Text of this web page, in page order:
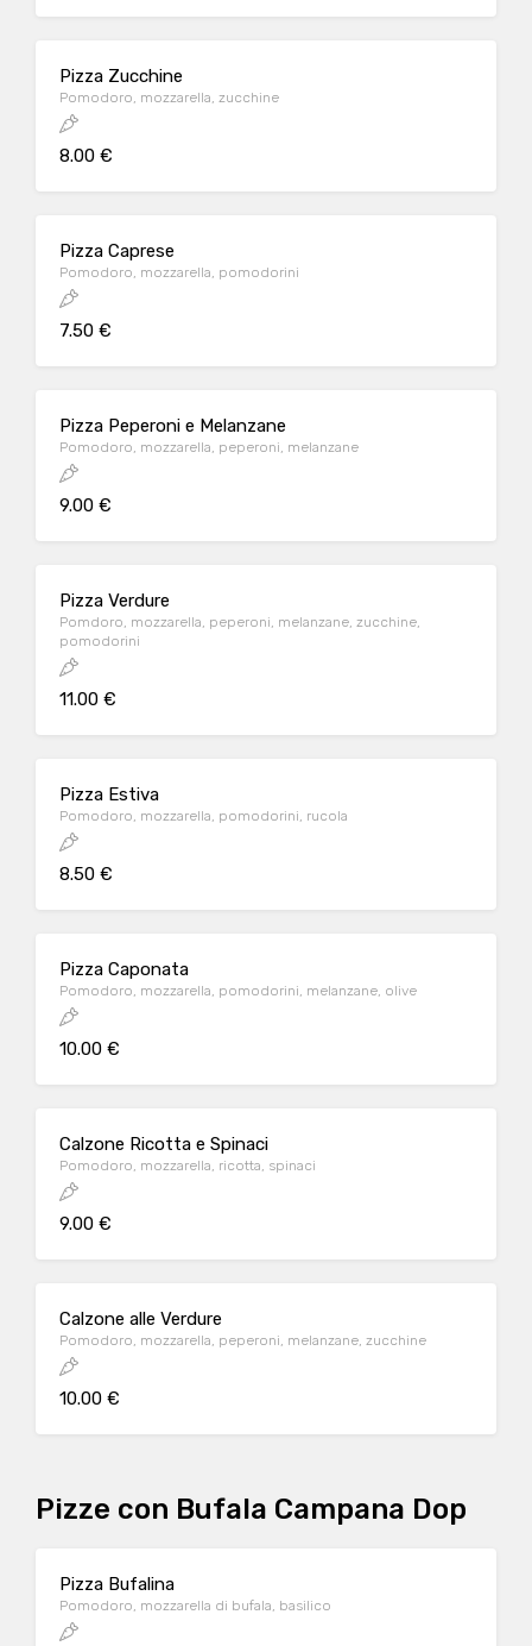
Pizza Zucchine
Pomodoro, mozzarella, zucchine
8.00 €
Pizza Caprese
Pomodoro, mozzarella, pomodorini
7.50 €
Pizza Peperoni e Melanzane
Pomodoro, mozzarella, peperoni, melanzane
9.00 €
Pizza Verdure
Pomdoro, mozzarella, peperoni, melanzane, zucchine,
pomodorini
11.00 €
Pizza Estiva
Pomodoro, mozzarella, pomodorini, rucola
8.50 €
Pizza Caponata
Pomodoro, mozzarella, pomodorini, melanzane, olive
10.00 €
Calzone Ricotta e Spinaci
Pomodoro, mozzarella, ricotta, spinaci
9.00 €
Calzone alle Verdure
Pomodoro, mozzarella, peperoni, melanzane, zucchine
10.00 €
Pizze con Bufala Campana Dop
Pizza Bufalina
Pomodoro, mozzarella di bufala, basilico